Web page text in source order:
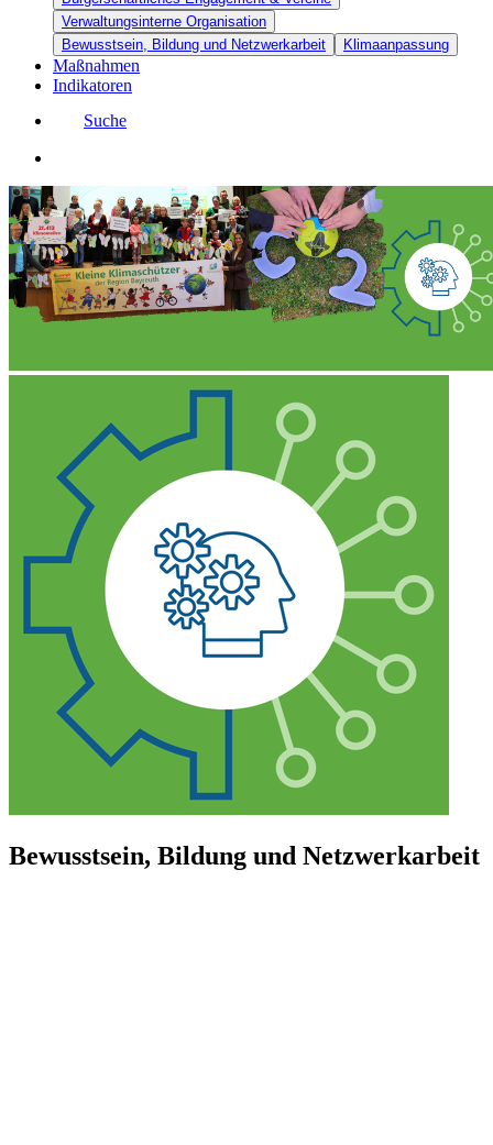
Verwaltungsinterne Organisation
Bewusstsein, Bildung und Netzwerkarbeit
Klimaanpassung
Maßnahmen
Indikatoren
Suche
Bewusstsein, Bildung und Netzwerkarbeit